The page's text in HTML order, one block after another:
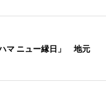
マ ニュー縁日」 地元